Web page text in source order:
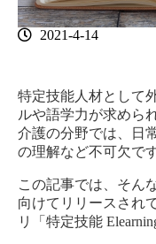
2021-4-14
特定技能人材として
ルや語学力が求めら
介護の分野では、日
の理解など不可欠です
この記事では、そん
向けてリリースされ
リ「特定技能